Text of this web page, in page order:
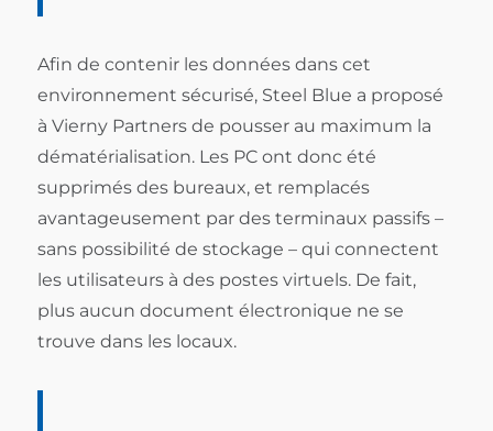
Afin de contenir les données dans cet
environnement sécurisé, Steel Blue a proposé
à Vierny Partners de pousser au maximum la
dématérialisation. Les PC ont donc été
supprimés des bureaux, et remplacés
avantageusement par des terminaux passifs –
sans possibilité de stockage – qui connectent
les utilisateurs à des postes virtuels. De fait,
plus aucun document électronique ne se
trouve dans les locaux.